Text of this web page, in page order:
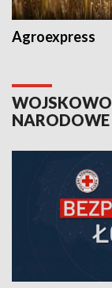
Agroexpress
NARODOWE